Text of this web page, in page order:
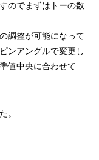
のでまずはトーの数
調整が可能になって
ンアングルで変更し
値中央に合わせて
。